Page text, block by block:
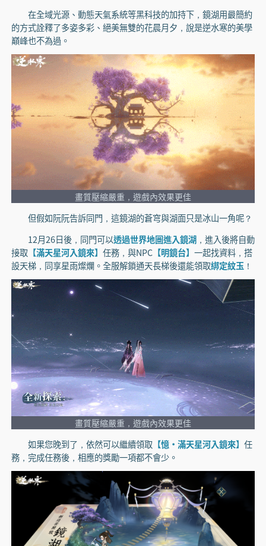
在全域光源、動態天氣系統等黑科技的加持下，鏡湖用最簡約
的方式詮釋了多姿多彩、絕美無雙的花晨月夕，說是逆水寒的美學
巔峰也不為過。
畫質壓縮嚴重，遊戲內效果更佳
但假如阮阮告訴同門，這鏡湖的蒼穹與湖面只是冰山一角呢？
12月26日後，同門可以透過世界地圖進入鏡湖，進入後將自動
接取【滿天星河入鏡來】 任務，與NPC【明鏡台】 一起找資料，搭
設天梯，同享星雨燦爛。全服解鎖通天長梯後還能領取綁定紋玉 ！
畫質壓縮嚴重，遊戲內效果更佳
如果您晚到了，依然可以繼續領取【憶·滿天星河入鏡來】 任
務，完成任務後，相應的獎勵一項都不會少。